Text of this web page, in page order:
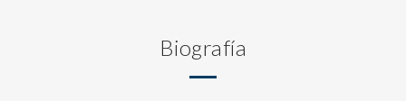
Biografía